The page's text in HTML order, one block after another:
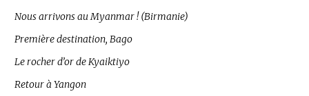
Nous arrivons au Myanmar ! (Birmanie)
Première destination, Bago
Le rocher d’or de Kyaiktiyo
Retour à Yangon